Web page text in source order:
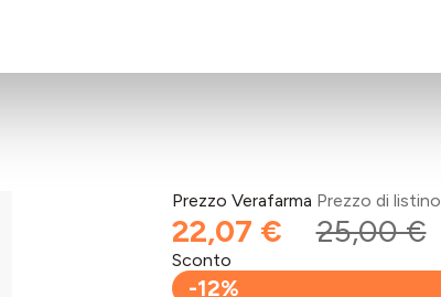
Prezzo Verafarma
22,07 €
Prezzo di listino
25,00 €
Sconto
-12%